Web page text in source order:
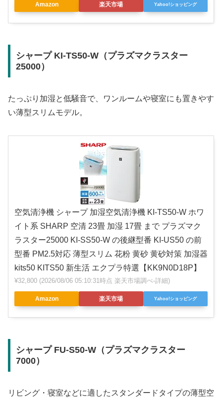
Amazon 楽天市場 Yahoo!ショッピング
シャープ KI-TS50-W（プラズマクラスター
25000）
たっぷり加湿と低騒音で、ワンルームや寝室にも置きやす
い薄型スリムモデル。
空気清浄機 シャープ 加湿空気清浄機 KI-TS50-W ホワ
イト系 SHARP 空清 23畳 加湿 17畳 まで プラズマク
ラスター25000 KI-SS50-W の後継型番 KI-US50 の前
型番 PM2.5対応 薄型スリム 花粉 黄砂 黄砂対策 加湿器
kits50 KITS50 新生活 エクプラ特選【KK9N0D18P】
¥32,800 (2026/08/06 05:10:31時点 楽天市場調べ-詳細)
Amazon 楽天市場 Yahoo!ショッピング
シャープ FU-S50-W（プラズマクラスター
7000）
リビング・寝室などに適したスタンダードタイプの薄型空